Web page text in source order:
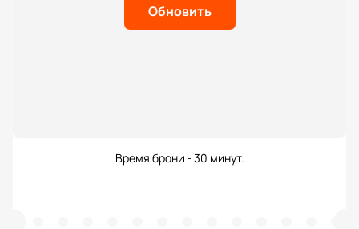
Обновить
Время брони - 30 минут.